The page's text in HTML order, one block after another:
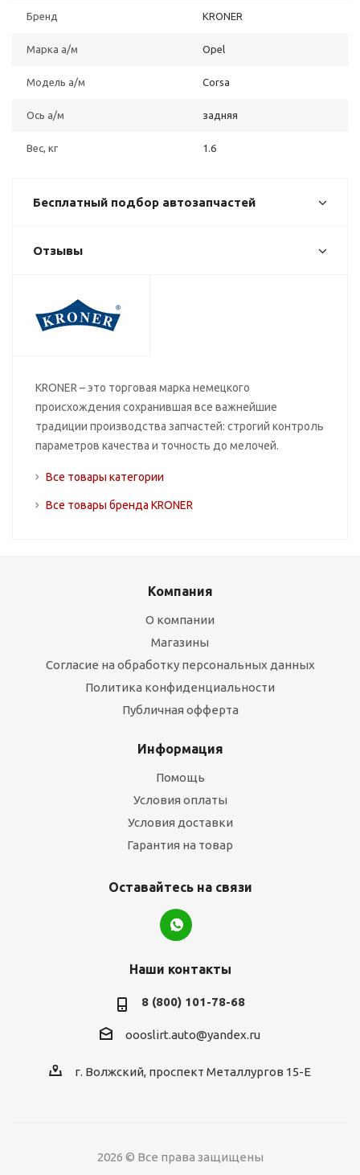
Бренд KRONER
Марка а/м Opel
Модель а/м Corsa
Ось а/м задняя
Вес, кг 1.6
Бесплатный подбор автозапчастей
Отзывы
KRONER – это торговая марка немецкого
происхождения сохранившая все важнейшие
традиции производства запчастей: строгий контроль
параметров качества и точность до мелочей.
Все товары категории
Все товары бренда KRONER
Компания
О компании
Магазины
Согласие на обработку персональных данных
Политика конфиденциальности
Публичная офферта
Информация
Помощь
Условия оплаты
Условия доставки
Гарантия на товар
Оставайтесь на связи
Наши контакты
8 (800) 101-78-68
oooslirt.auto@yandex.ru
г. Волжский, проспект Металлургов 15-Е
2026 © Все права защищены